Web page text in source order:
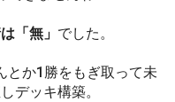
「無」 でした。
とか1勝をもぎ取って未
デッキ構築。